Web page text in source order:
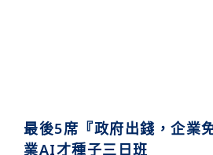
最後5席『政府出錢，企業
業AI才種子三日班